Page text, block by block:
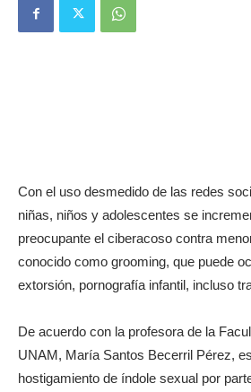
Con el uso desmedido de las redes
niñas, niños y adolescentes se
preocupante el ciberacoso contra
conocido como grooming, que puede
extorsión, pornografía infantil, incluso
De acuerdo con la profesora de la
UNAM, María Santos Becerril Pérez,
hostigamiento de índole sexual por